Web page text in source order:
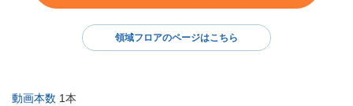
動画本数 1本
領域フロアのページはこちら